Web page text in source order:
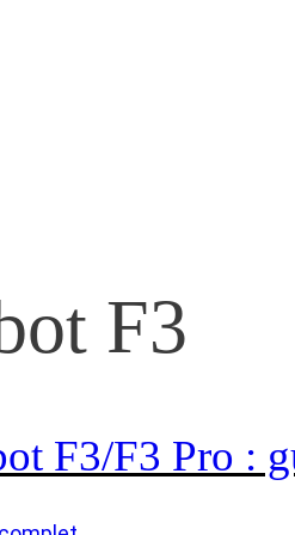
F3
F3/F3 Pro :